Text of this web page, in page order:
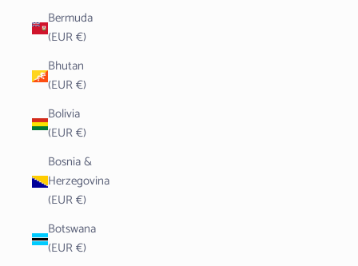
Bermuda
(EUR €)
Bhutan
(EUR €)
Bolivia
(EUR €)
Bosnia &
Herzegovina
(EUR €)
Botswana
(EUR €)